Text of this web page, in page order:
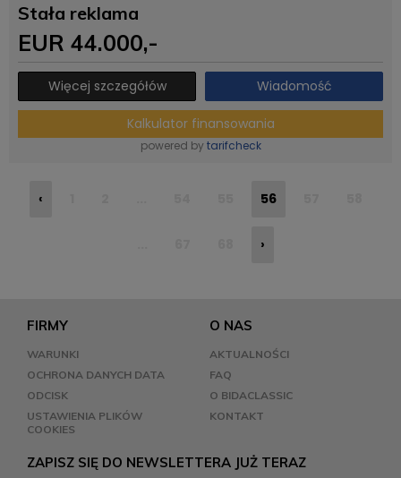
Stała reklama
EUR 44.000,-
Więcej szczegółów Wiadomość
Kalkulator finansowania
powered by tarifcheck
‹ 56
›
FIRMY
WARUNKI
OCHRONA DANYCH DATA
ODCISK
USTAWIENIA PLIKÓW
COOKIES
O NAS
AKTUALNOŚCI
FAQ
O BIDACLASSIC
KONTAKT
ZAPISZ SIĘ DO NEWSLETTERA JUŻ TERAZ